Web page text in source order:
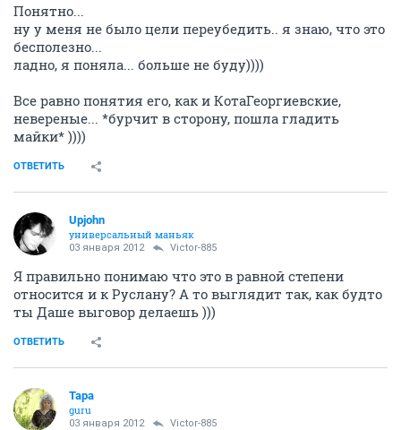
Понятно...
ну у меня не было цели переубедить.. я знаю, что это
бесполезно...
ладно, я поняла... больше не буду))))
Все равно понятия его, как и КотаГеоргиевские,
невереные... *бурчит в сторону, пошла гладить
майки* ))))
ОТВЕТИТЬ
Upjohn
универсальный маньяк
03 января 2012 Victor-885
Я правильно понимаю что это в равной степени
относится и к Руслану? А то выглядит так, как будто
ты Даше выговор делаешь )))
ОТВЕТИТЬ
Тара
guru
03 января 2012 Victor-885